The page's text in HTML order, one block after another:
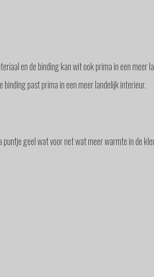
en de binding kan wit ook prima in een meer
past prima in een meer landelijk interieur.
geel wat voor net wat meer warmte in de